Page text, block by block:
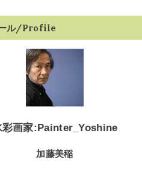
ル/Profile
彩画家:Painter_Yoshine
加藤美稲